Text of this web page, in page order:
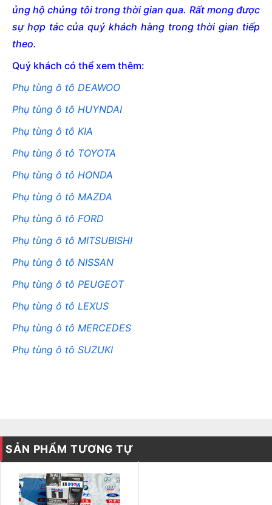
ủng hộ chúng tôi trong thời gian qua. Rất mong được
sự hợp tác của quý khách hàng trong thời gian tiếp
theo.
Quý khách có thể xem thêm:
Phụ tùng ô tô DEAWOO
Phụ tùng ô tô HUYNDAI
Phụ tùng ô tô KIA
Phụ tùng ô tô TOYOTA
Phụ tùng ô tô HONDA
Phụ tùng ô tô MAZDA
Phụ tùng ô tô FORD
Phụ tùng ô tô MITSUBISHI
Phụ tùng ô tô NISSAN
Phụ tùng ô tô PEUGEOT
Phụ tùng ô tô LEXUS
Phụ tùng ô tô MERCEDES
Phụ tùng ô tô SUZUKI
SẢN PHẨM TƯƠNG TỰ